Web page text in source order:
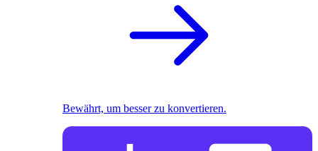
Bewährt, um besser zu konvertieren.